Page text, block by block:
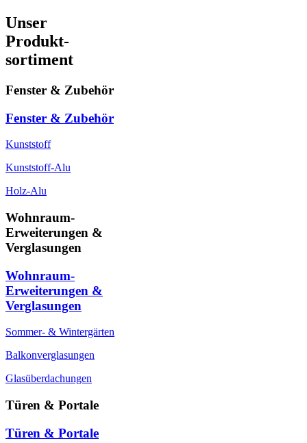
Unser
Produkt-
sortiment
Fenster & Zubehör
Fenster & Zubehör
Kunststoff
Kunststoff-Alu
Holz-Alu
Wohnraum-
Erweiterungen &
Verglasungen
Wohnraum-
Erweiterungen &
Verglasungen
Sommer- & Wintergärten
Balkonverglasungen
Glasüberdachungen
Türen & Portale
Türen & Portale